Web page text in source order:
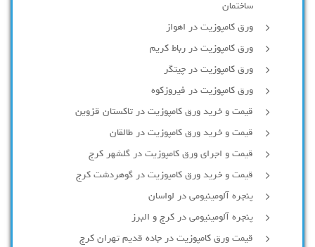
ساختمان
ورق کامپوزیت در اهواز
ورق کامپوزیت در رباط کریم
ورق کامپوزیت در چیتگر
ورق کامپوزیت در فیروزکوه
قیمت و خرید ورق کامپوزیت در تاکستان قزوین
قیمت و خرید ورق کامپوزیت در طالقان
قیمت و اجرای ورق کامپوزیت در گلشهر کرج
قیمت و خرید ورق کامپوزیت در گوهردشت کرج
پنجره آلومینیومی در لواسان
پنجره آلومینیومی در کرج و البرز
قیمت ورق کامپوزیت در جاده قدیم تهران کرج